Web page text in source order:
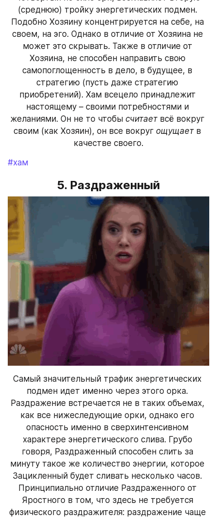
(среднюю) тройку энергетических подмен.
Подобно Хозяину концентрируется на себе, на
своем, на эго. Однако в отличие от Хозяина не
может это скрывать. Также в отличие от
Хозяина, не способен направить свою
самопоглощенность в дело, в будущее, в
стратегию (пусть даже стратегию
приобретений). Хам всецело принадлежит
настоящему – своими потребностями и
желаниями. Он не то чтобы считает всё вокруг
своим (как Хозяин), он все вокруг ощущает в
качестве своего.
#хам
5. Раздраженный
Самый значительный трафик энергетических
подмен идет именно через этого орка.
Раздражение встречается не в таких объемах,
как все нижеследующие орки, однако его
опасность именно в сверхинтенсивном
характере энергетического слива. Грубо
говоря, Раздраженный способен слить за
минуту такое же количество энергии, которое
Зацикленный будет сливать несколько часов.
Принципиально отличие Раздраженного от
Яростного в том, что здесь не требуется
физического раздражителя: раздражение чаще